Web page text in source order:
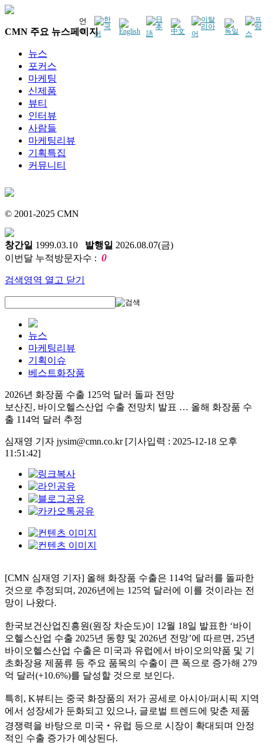
언
어
CMN 주요 뉴스페이지
뉴스
포커스
마케팅
신제품
뷰티
인터뷰
사람들
마케팅리뷰
기획특집
커뮤니티
© 2001-2025 CMN
창간일 1999.03.10 발행일 2026.08.07(금)
이번달 누적방문자수 : 0
검색영역 열고 닫기
뉴스
마케팅리뷰
기획이슈
베스트화장품
2026년 화장품 수출 125억 달러 돌파 전망
보산진, 바이오헬스산업 수출 전망치 발표 … 올해 화장품 수
출 114억 달러 추정
심재영 기자 jysim@cmn.co.kr [기사입력 : 2025-12-18 오후
11:51:42]
[CMN 심재영 기자] 올해 화장품 수출은 114억 달러를 돌파한
것으로 추정되며, 2026년에는 125억 달러에 이를 것이라는 전
망이 나왔다.
한국보건산업진흥원(원장 차순도)이 12월 18일 발표한 ‘바이
오헬스산업 수출 2025년 동향 및 2026년 전망’에 따르면, 25년
바이오헬스산업 수출은 미국과 유럽에서 바이오의약품 및 기
초화장용 제품류 등 주요 품목의 수출이 큰 폭으로 증가해 279
억 달러(+10.6%)를 달성할 것으로 보인다.
특히, K뷰티는 중국 화장품의 저가 공세로 아시아/퍼시픽 지역
에서 성장세가 둔화되고 있으나, 글로벌 트렌드에 맞춘 제품
경쟁력을 바탕으로 미국‧유럽 등으로 시장이 확대되며 안정
적인 수출 증가가 예상된다.